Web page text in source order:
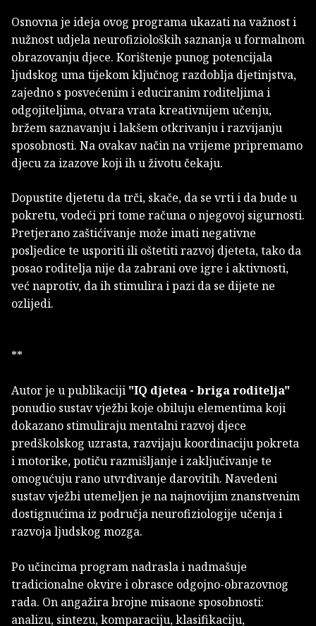
Osnovna je ideja ovog programa ukazati na važnost i
nužnost udjela neurofizioloških saznanja u formalnom
obrazovanju djece. Korištenje punog potencijala
ljudskog uma tijekom ključnog razdoblja djetinjstva,
zajedno s posvećenim i educiranim roditeljima i
odgojiteljima, otvara vrata kreativnijem učenju,
bržem saznavanju i lakšem otkrivanju i razvijanju
sposobnosti. Na ovakav način na vrijeme pripremamo
djecu za izazove koji ih u životu čekaju.
Dopustite djetetu da trči, skače, da se vrti i da bude u
pokretu, vodeći pri tome računa o njegovoj sigurnosti.
Pretjerano zaštićivanje može imati negativne
posljedice te usporiti ili oštetiti razvoj djeteta, tako da
posao roditelja nije da zabrani ove igre i aktivnosti,
već naprotiv, da ih stimulira i pazi da se dijete ne
ozlijedi.
**
Autor je u publikaciji "IQ djetea - briga roditelja"
ponudio sustav vježbi koje obiluju elementima koji
dokazano stimuliraju mentalni razvoj djece
predškolskog uzrasta, razvijaju koordinaciju pokreta
i motorike, potiču razmišljanje i zaključivanje te
omogućuju rano utvrđivanje darovitih. Navedeni
sustav vježbi utemeljen je na najnovijim znanstvenim
dostignućima iz područja neurofiziologije učenja i
razvoja ljudskog mozga.
Po učincima program nadrasla i nadmašuje
tradicionalne okvire i obrasce odgojno-obrazovnog
rada. On angažira brojne misaone sposobnosti:
analizu, sintezu, komparaciju, klasifikaciju,